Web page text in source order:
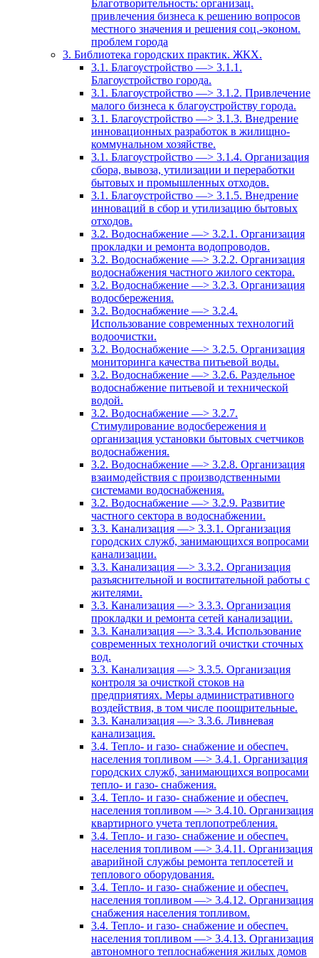
Благотворительность: организац.
привлечения бизнеса к решению вопросов
местного значения и решения соц.-эконом.
проблем города
3. Библиотека городских практик. ЖКХ.
3.1. Благоустройство —> 3.1.1.
Благоустройство города.
3.1. Благоустройство —> 3.1.2. Привлечение
малого бизнеса к благоустройству города.
3.1. Благоустройство —> 3.1.3. Внедрение
инновационных разработок в жилищно-
коммунальном хозяйстве.
3.1. Благоустройство —> 3.1.4. Организация
сбора, вывоза, утилизации и переработки
бытовых и промышленных отходов.
3.1. Благоустройство —> 3.1.5. Внедрение
инноваций в сбор и утилизацию бытовых
отходов.
3.2. Водоснабжение —> 3.2.1. Организация
прокладки и ремонта водопроводов.
3.2. Водоснабжение —> 3.2.2. Организация
водоснабжения частного жилого сектора.
3.2. Водоснабжение —> 3.2.3. Организация
водосбережения.
3.2. Водоснабжение —> 3.2.4.
Использование современных технологий
водоочистки.
3.2. Водоснабжение —> 3.2.5. Организация
мониторинга качества питьевой воды.
3.2. Водоснабжение —> 3.2.6. Раздельное
водоснабжение питьевой и технической
водой.
3.2. Водоснабжение —> 3.2.7.
Стимулирование водосбережения и
организация установки бытовых счетчиков
водоснабжения.
3.2. Водоснабжение —> 3.2.8. Организация
взаимодействия с производственными
системами водоснабжения.
3.2. Водоснабжение —> 3.2.9. Развитие
частного сектора в водоснабжении.
3.3. Канализация —> 3.3.1. Организация
городских служб, занимающихся вопросами
канализации.
3.3. Канализация —> 3.3.2. Организация
разъяснительной и воспитательной работы с
жителями.
3.3. Канализация —> 3.3.3. Организация
прокладки и ремонта сетей канализации.
3.3. Канализация —> 3.3.4. Использование
современных технологий очистки сточных
вод.
3.3. Канализация —> 3.3.5. Организация
контроля за очисткой стоков на
предприятиях. Меры административного
воздействия, в том числе поощрительные.
3.3. Канализация —> 3.3.6. Ливневая
канализация.
3.4. Тепло- и газо- снабжение и обеспеч.
населения топливом —> 3.4.1. Организация
городских служб, занимающихся вопросами
тепло- и газо- снабжения.
3.4. Тепло- и газо- снабжение и обеспеч.
населения топливом —> 3.4.10. Организация
квартирного учета теплопотребления.
3.4. Тепло- и газо- снабжение и обеспеч.
населения топливом —> 3.4.11. Организация
аварийной службы ремонта теплосетей и
теплового оборудования.
3.4. Тепло- и газо- снабжение и обеспеч.
населения топливом —> 3.4.12. Организация
снабжения населения топливом.
3.4. Тепло- и газо- снабжение и обеспеч.
населения топливом —> 3.4.13. Организация
автономного теплоснабжения жилых домов